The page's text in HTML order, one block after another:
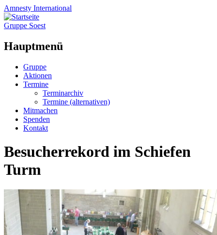
Amnesty International
Gruppe Soest
Hauptmenü
Zum
Inhalt
springen
Gruppe
Aktionen
Termine
Terminarchiv
Termine (alternativen)
Mitmachen
Spenden
Kontakt
Besucherrekord im Schiefen
Turm